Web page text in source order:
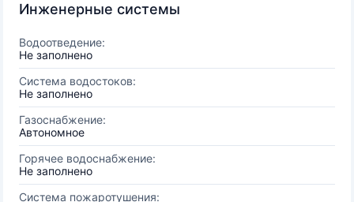
Инженерные системы
Водоотведение:
Не заполнено
Система водостоков:
Не заполнено
Газоснабжение:
Автономное
Горячее водоснабжение:
Не заполнено
Система пожаротушения: